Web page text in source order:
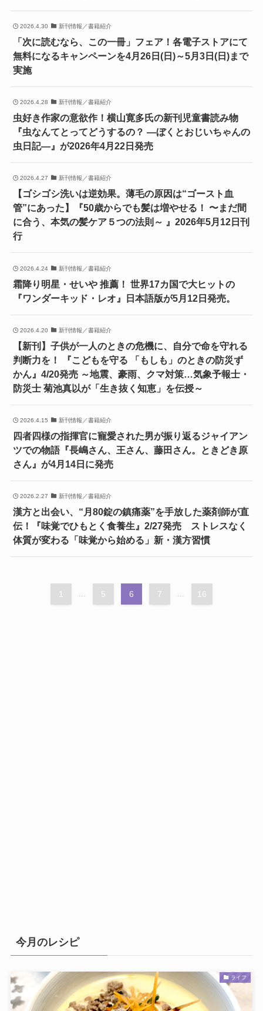
2026.4.30 新刊情報／書籍紹介
「次に読むなら、この一冊」フェア！各電子ストアにて
無料になるキャンペーンを4月26日(日)～5月3日(日)まで
実施
2026.4.28 新刊情報／書籍紹介
虫好き作家の意欲作！横山寛多氏の新刊児童書読み物
『虫なんてとってどうするの？ ―ぼくとおじいちゃんの
虫日記―』が2026年4月22日発売
2026.4.27 新刊情報／書籍紹介
【ゴシゴシ洗いは逆効果。薄毛の原因は“ゴースト血
管”にあった】『50歳からでも髪は増やせる！ 〜まだ間
に合う、本気の髪ケア５つの法則～ 』2026年5月12日刊
行
2026.4.24 新刊情報／書籍紹介
霜降り明星・せいや 推薦！ 世界17カ国で大ヒットの
『ワンダーキッド・レオ』日本語版が5月12日発売。
2026.4.20 新刊情報／書籍紹介
【新刊】子供が一人のときの危機に、自分で命を守れる
判断力を！ 『こどもを守る 「もしも」のときの防災ず
かん』4/20発売 ～地震、豪雨、クマ対策…気象予報士・
防災士 菊池真以が「生き抜く知恵」を伝授～
2026.4.15 新刊情報／書籍紹介
四者四様の指揮官に寵愛された男が振り返るジャイアン
ツでの物語『長嶋さん、王さん、藤田さん。ときどき原
さん』が4月14日に発売
2026.2.27 新刊情報／書籍紹介
漢方と出会い、“月80錠の鎮痛薬”を手放した薬剤師が直
伝！『味覚でひもとく食養生』2/27発売 ストレスなく
体質が変わる「味覚から始める」新・漢方習慣
1 ... 5 6 7 ... 16
今月のレシピ
ライフ